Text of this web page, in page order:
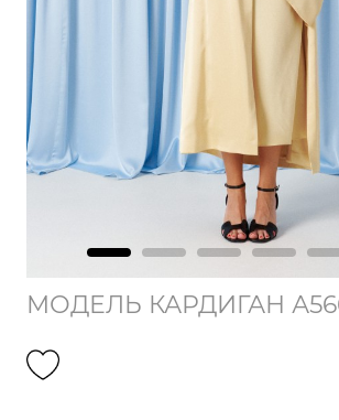
МОДЕЛЬ КАРДИГАН